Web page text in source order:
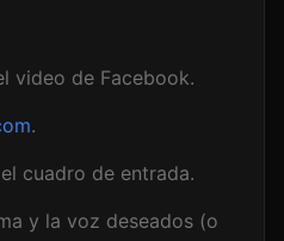
video de Facebook.
.
cuadro de entrada.
y la voz deseados (o